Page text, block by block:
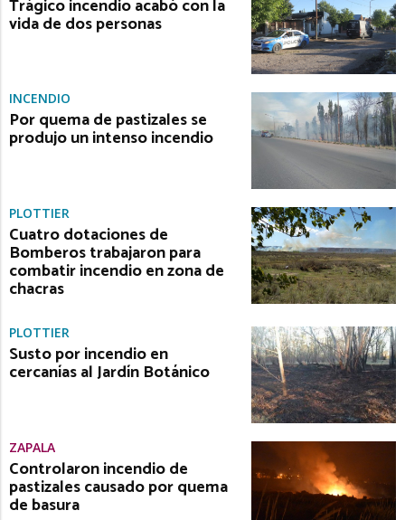
Trágico incendio acabó con la
vida de dos personas
INCENDIO
Por quema de pastizales se
produjo un intenso incendio
PLOTTIER
Cuatro dotaciones de
Bomberos trabajaron para
combatir incendio en zona de
chacras
PLOTTIER
Susto por incendio en
cercanías al Jardín Botánico
ZAPALA
Controlaron incendio de
pastizales causado por quema
de basura